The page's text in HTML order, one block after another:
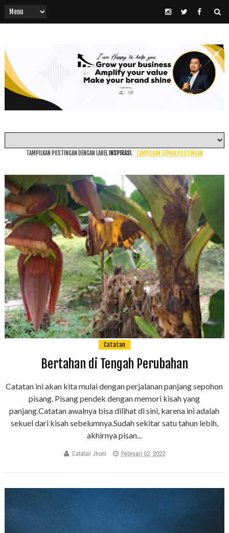
TAMPILKAN POSTINGAN DENGAN LABEL INSPIRASI . TAMPILKAN SEMUA POSTINGAN
Catatan
Bertahan di Tengah Perubahan
Catatan ini akan kita mulai dengan perjalanan panjang sepohon
pisang. Pisang pendek dengan memori kisah yang
panjang.Catatan awalnya bisa dilihat di sini, karena ini adalah
sekuel dari kisah sebelumnya.Sudah sekitar satu tahun lebih,
akhirnya pisan...
Catatan Jhoni Februari 02, 2022